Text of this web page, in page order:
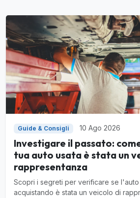
Guide & Consigli 10 Ago 2026
Investigare il passato:
tua auto usata è stata un
rappresentanza
Scopri i segreti per verificare se l'auto
acquistando è stata un veicolo di